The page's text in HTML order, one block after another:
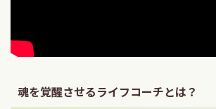
魂を覚醒させるライフコーチとは？